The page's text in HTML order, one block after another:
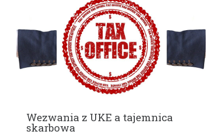
Wezwania z UKE a tajemnica
skarbowa